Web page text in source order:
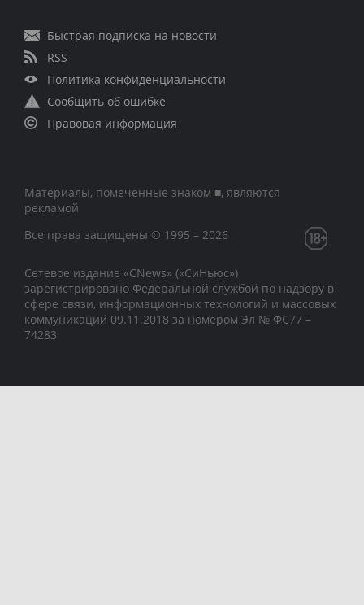
Быстрая подписка на новости
RSS
Политика конфиденциальности
Сообщить об ошибке
Правовая информация
Материалы, помеченные знаком ■, являются
рекламой
Все права защищены © 1995 – 2026
Сетевое издание «CNews» («СиНьюс»)
зарегистрировано Федеральной службой по надзору в
сфере связи, информационных технологий и массовых
коммуникаций 09.11.2018 за номером Эл № ФС77 –
74283